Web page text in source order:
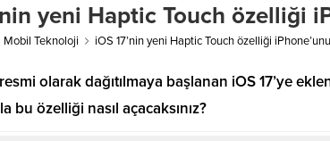
yeni Haptic Touch özelliği
Mobil Teknoloji iOS 17’nin yeni Haptic Touch özelliği
olarak dağıtılmaya başlanan iOS 17’ye
bu özelliği nasıl açacaksınız?